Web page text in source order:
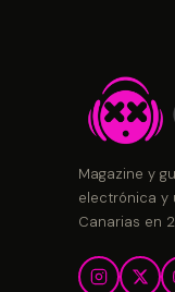
Magazine y
electrónica y
Canarias en